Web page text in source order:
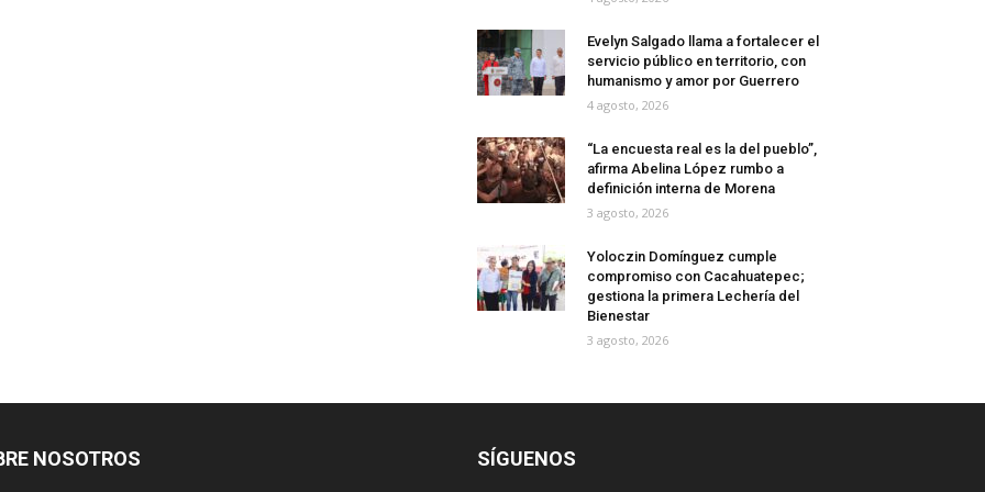
Evelyn Salgado llama a fortalecer el
servicio público en territorio, con
humanismo y amor por Guerrero
4 agosto, 2026
“La encuesta real es la del pueblo”,
afirma Abelina López rumbo a
definición interna de Morena
3 agosto, 2026
Yoloczin Domínguez cumple
compromiso con Cacahuatepec;
gestiona la primera Lechería del
Bienestar
3 agosto, 2026
NOSOTROS SÍGUENOS